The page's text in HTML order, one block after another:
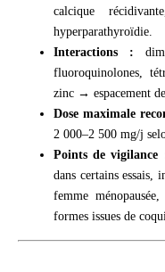
calcique
hyperparathyroïdie.
Interactions :
fluoroquinolones,
zinc → espacement
Dose maximale
2 000–2 500 mg/j
Points de vigilance
dans certains essais,
femme
formes issues de